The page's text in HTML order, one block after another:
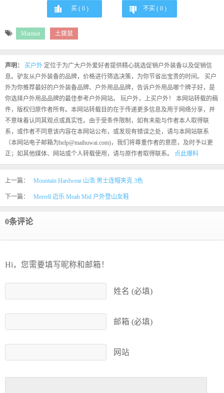
买 ( 0) 不买 ( 0)
Marmot 土拨鼠
声明： 买户外 定位于为广大户外爱好者提供精心挑选促销户外装备以及促销信
息。驴友从户外装备的品牌，价格进行筛选决策，为你节省出宝贵的时间。 买户
外为你推荐最好的户外装备品牌、户外用品品牌，告诉户外用品哪个牌子好，是
你选择户外用品品牌的最佳参考户外网站。 玩户外，上买户外！ 本网站转载的稿
件，版权归原作者所有。本网站转载目的在于传递更多信息及用于网络分享，并
不意味着认同其观点或真实性。由于受条件限制，如有未能与作者本人取得联
系，或作者不同意该内容在本网站公布，或发现有错误之处，请与本网站联系
（本网站电子邮箱为help@maihuwai.com)，我们将尊重作者的意愿，及时予以更
正；如其他媒体、网站或个人转载使用，请与原作者取得联系。 点此爆料
上一篇： Mountain Hardwear 山浩 男士连帽夹克 3色
下一篇： Merrell 迈乐 Moab Mid 户外登山女鞋
0条评论
Hi，您需要填写昵称和邮箱！
姓名 (必填)
邮箱 (必填)
网站